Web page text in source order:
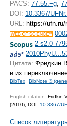
PACS: 77.55.−g
DOI: 10.3367/
URL: https://
2-s2.0-
Цитата: Фридкин
и их
BibTex BibNote ®
English citation: Fridkin
(2010); DOI: 10.3367/
Список